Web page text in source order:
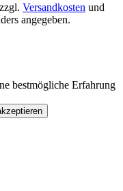
Versandkosten und
angegeben.
bestmögliche Erfahrung